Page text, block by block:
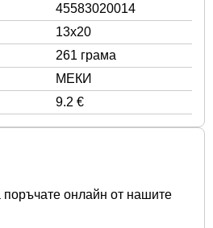
45583020014
13x20
261 грама
МЕКИ
9.2 €
поръчате онлайн от нашите